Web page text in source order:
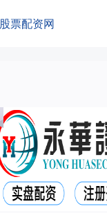
股票配资网